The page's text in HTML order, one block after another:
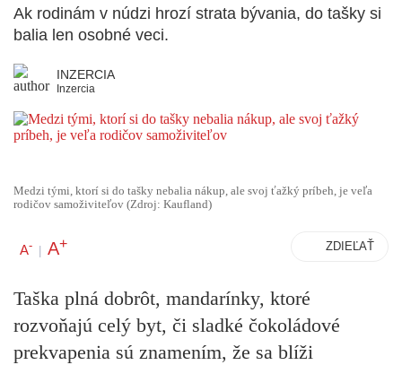
Ak rodinám v núdzi hrozí strata bývania, do tašky si
balia len osobné veci.
INZERCIA
Inzercia
Medzi tými, ktorí si do tašky nebalia nákup, ale svoj ťažký príbeh, je veľa
rodičov samoživiteľov (Zdroj: Kaufland)
A- | A+ ZDIEĽAŤ
Taška plná dobrôt, mandarínky, ktoré
rozvoňajú celý byt, či sladké čokoládové
prekvapenia sú znamením, že sa blíži